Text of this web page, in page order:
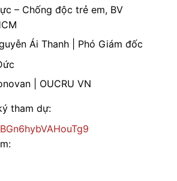
– Chống độc trẻ em, BV
Ái Thanh | Phó Giám đốc
| OUCRU VN
tham dự: